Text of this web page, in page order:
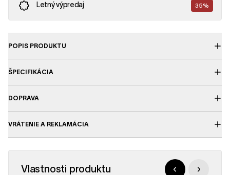
Letný výpredaj 35%
POPIS PRODUKTU
ŠPECIFIKÁCIA
DOPRAVA
VRÁTENIE A REKLAMÁCIA
Vlastnosti produktu